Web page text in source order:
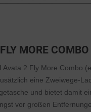
MORE
Avata 2 Fly More Combo
eine Zweiwege-
und bietet damit
vor großen